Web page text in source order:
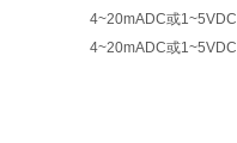
4~20mADC或1~5VDC
4~20mADC或1~5VDC